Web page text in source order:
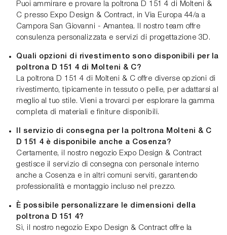
Puoi ammirare e provare la poltrona D 151 4 di Molteni &
C presso Expo Design & Contract, in Via Europa 44/a a
Campora San Giovanni - Amantea. Il nostro team offre
consulenza personalizzata e servizi di progettazione 3D.
Quali opzioni di rivestimento sono disponibili per la
poltrona D 151 4 di Molteni & C?
La poltrona D 151 4 di Molteni & C offre diverse opzioni di
rivestimento, tipicamente in tessuto o pelle, per adattarsi al
meglio al tuo stile. Vieni a trovarci per esplorare la gamma
completa di materiali e finiture disponibili.
Il servizio di consegna per la poltrona Molteni & C
D 151 4 è disponibile anche a Cosenza?
Certamente, il nostro negozio Expo Design & Contract
gestisce il servizio di consegna con personale interno
anche a Cosenza e in altri comuni serviti, garantendo
professionalità e montaggio incluso nel prezzo.
È possibile personalizzare le dimensioni della
poltrona D 151 4?
Sì, il nostro negozio Expo Design & Contract offre la